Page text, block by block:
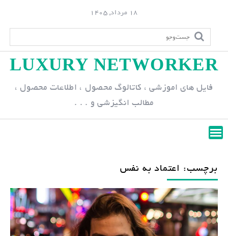
p
n
18 مرداد, 1405
LUXURY NETWORKER
فایل های اموزشی ، کاتالوگ محصول ، اطلاعات محصول ،
مطالب انگیزشی و . . .
برچسب: اعتماد به نفس